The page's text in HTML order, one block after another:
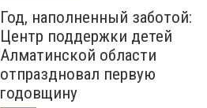
Год, наполненный заботой:
Центр поддержки детей
Алматинской области
отпраздновал первую
годовщину